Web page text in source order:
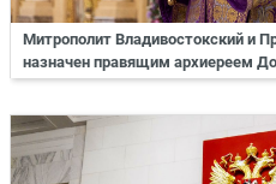
Митрополит Владивостокский и
назначен правящим архиереем